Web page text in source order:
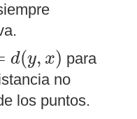
d(y, x)
y,x)
para
no
los puntos.